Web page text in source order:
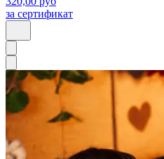
за сертификат